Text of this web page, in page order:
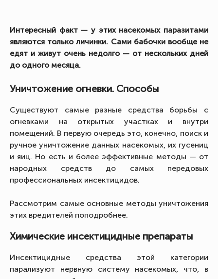
Интересный факт — у этих насекомых паразитами
являются только личинки. Сами бабочки вообще не
едят и живут очень недолго — от нескольких дней
до одного месяца.
Уничтожение огневки. Способы
Существуют самые разные средства борьбы с
огневками на открытых участках и внутри
помещений. В первую очередь это, конечно, поиск и
ручное уничтожение данных насекомых, их гусениц
и яиц. Но есть и более эффективные методы — от
народных средств до самых передовых
профессиональных инсектицидов.
Рассмотрим самые основные методы уничтожения
этих вредителей поподробнее.
Химические инсектицидные препараты
Инсектицидные средства этой категории
парализуют нервную систему насекомых, что, в